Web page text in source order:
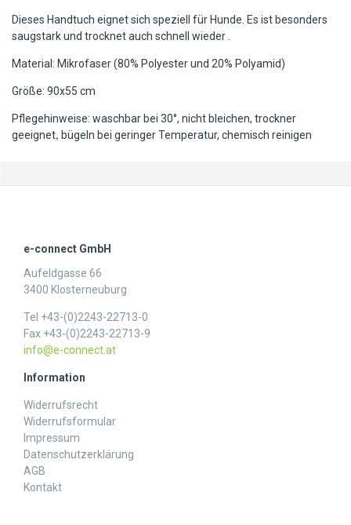
Dieses Handtuch eignet sich speziell für Hunde. Es ist besonders
saugstark und trocknet auch schnell wieder .
Material: Mikrofaser (80% Polyester und 20% Polyamid)
Größe: 90x55 cm
Pflegehinweise: waschbar bei 30°, nicht bleichen, trockner
geeignet, bügeln bei geringer Temperatur, chemisch reinigen
e-connect GmbH
Aufeldgasse 66
3400 Klosterneuburg
Tel +43-(0)2243-22713-0
Fax +43-(0)2243-22713-9
info@e-connect.at
Information
Widerrufs­recht
Widerrufs­formular
Impressum
Daten­schutz­erklärung
AGB
Kontakt